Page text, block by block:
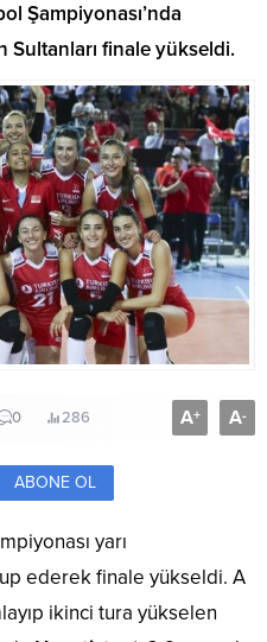
Şampiyonası’nda
Sultanları finale yükseldi.
0 286 A+ A-
ABONE OL
yarı
ederek finale yükseldi. A
ikinci tura yükselen